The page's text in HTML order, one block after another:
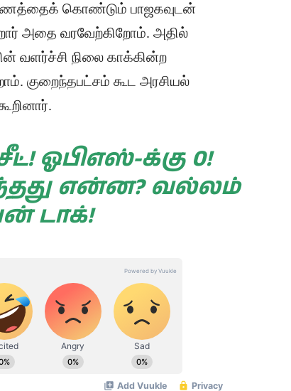
கொண்டும் பாஜகவுடன்
அதை வரவேற்கிறோம். அதில்
வளர்ச்சி நிலை காக்கின்ற
குறைந்தபட்சம் கூட அரசியல்
ஓபிஎஸ்-க்கு 0!
என்ன? வல்லம்
டாக்!